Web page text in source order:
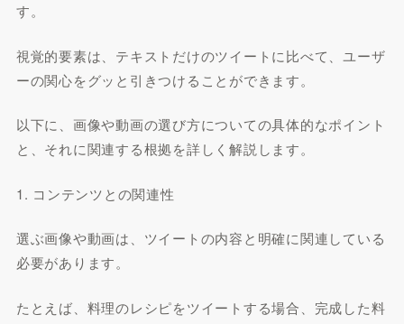
す。
視覚的要素は、テキストだけのツイートに比べて、ユーザ
ーの関心をグッと引きつけることができます。
以下に、画像や動画の選び方についての具体的なポイント
と、それに関連する根拠を詳しく解説します。
1. コンテンツとの関連性
選ぶ画像や動画は、ツイートの内容と明確に関連している
必要があります。
たとえば、料理のレシピをツイートする場合、完成した料